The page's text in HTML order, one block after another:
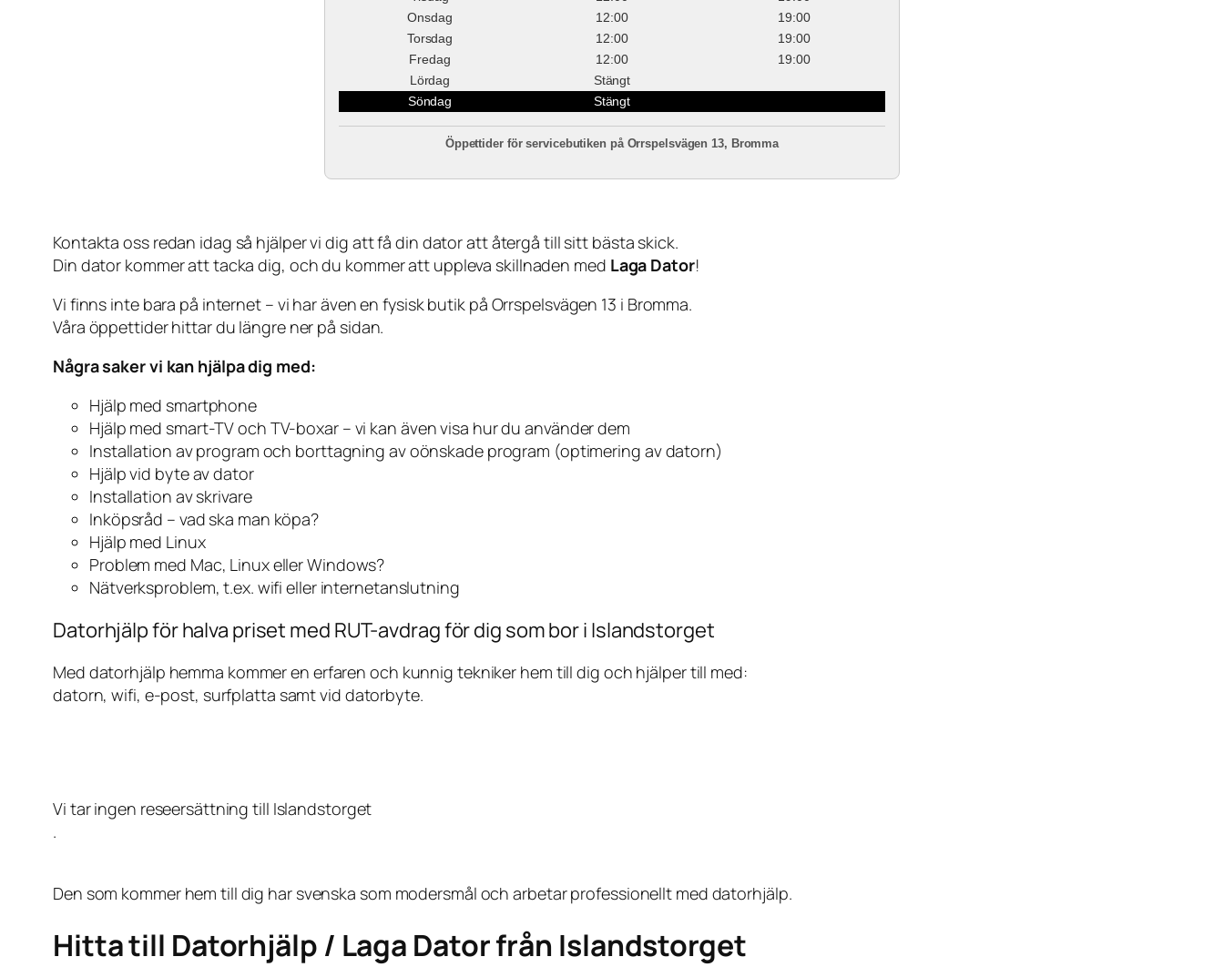
Onsdag
12:00
19:00
Torsdag
12:00
19:00
Fredag
12:00
19:00
Lördag
Stängt
Söndag
Stängt
Öppettider för servicebutiken på Orrspelsvägen 13, Bromma
Kontakta oss redan idag så hjälper vi dig att få din dator att återgå till sitt bästa skick.
Din dator kommer att tacka dig, och du kommer att uppleva skillnaden med Laga Dator!
Vi finns inte bara på internet – vi har även en fysisk butik på Orrspelsvägen 13 i Bromma.
Våra öppettider hittar du längre ner på sidan.
Några saker vi kan hjälpa dig med:
Hjälp med smartphone
Hjälp med smart-TV och TV-boxar – vi kan även visa hur du använder dem
Installation av program och borttagning av oönskade program (optimering av datorn)
Hjälp vid byte av dator
Installation av skrivare
Inköpsråd – vad ska man köpa?
Hjälp med Linux
Problem med Mac, Linux eller Windows?
Nätverksproblem, t.ex. wifi eller internetanslutning
Datorhjälp för halva priset med RUT-avdrag för dig som bor i Islandstorget
Med datorhjälp hemma kommer en erfaren och kunnig tekniker hem till dig och hjälper till med:
datorn, wifi, e-post, surfplatta samt vid datorbyte.
Vi tar ingen reseersättning till Islandstorget
.
Den som kommer hem till dig har svenska som modersmål och arbetar professionellt med datorhjälp.
Hitta till Datorhjälp / Laga Dator från Islandstorget